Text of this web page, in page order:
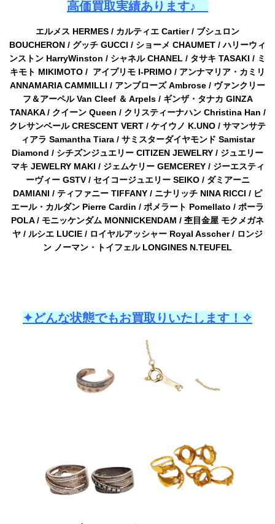
高価買取実績あります♪
エルメス HERMES / カルティエ Cartier / ブシュロン
BOUCHERON / グッチ GUCCI / ショーメ CHAUMET / ハリーウィ
ンストン HarryWinston / シャネル CHANEL / タサキ TASAKI / ミ
キモト MIKIMOTO / アイプリモ I-PRIMO / アンナマリア・カミリ
ANNAMARIA CAMMILLI / アンブローズ Ambrose / ヴァンクリー
フ＆アーペル Van Cleef ＆ Arpels / ギンザ・タナカ GINZA
TANAKA / クイーン Queen / クリスティーナハン Christina Han /
クレサンベール CRESCENT VERT / ケイウノ K.UNO / サマンサテ
ィアラ Samantha Tiara / サミスターダイヤモンド Samistar
Diamond / シチズンジュエリー CITIZEN JEWELRY / ジュエリー
マキ JEWELRY MAKI / ジェムケリー GEMCEREY / ジーエスティ
ーヴィー GSTV / セイコージュエリー SEIKO / ダミアーニ
DAMIANI / ティファニー TIFFANY / ニナリッチ NINA RICCI / ピ
エール・カルダン Pierre Cardin / ポメラート Pomellato / ポーラ
POLA / モニッケンダム MONNICKENDAM / 杢目金屋 モクメガネ
ヤ / ルシエ LUCIE / ロイヤルアッシャー Royal Asscher / ロンジ
ン ノーマン・トイフェル LONGINES N.TEUFEL
✦どんな状態でもお買取りいたします！✧